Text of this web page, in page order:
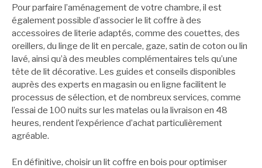
Pour parfaire l’aménagement de votre chambre, il est
également possible d’associer le lit coffre à des
accessoires de literie adaptés, comme des couettes, des
oreillers, du linge de lit en percale, gaze, satin de coton ou lin
lavé, ainsi qu’à des meubles complémentaires tels qu’une
tête de lit décorative. Les guides et conseils disponibles
auprès des experts en magasin ou en ligne facilitent le
processus de sélection, et de nombreux services, comme
l’essai de 100 nuits sur les matelas ou la livraison en 48
heures, rendent l’expérience d’achat particulièrement
agréable.
En définitive, choisir un lit coffre en bois pour optimiser